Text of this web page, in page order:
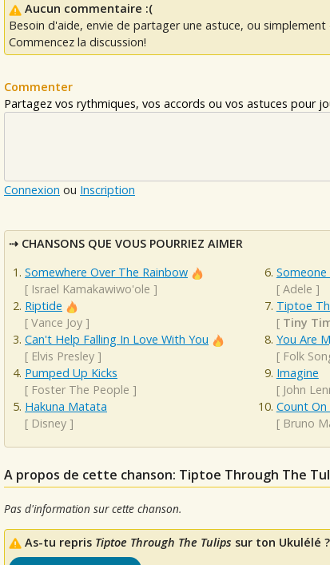
Aucun commentaire :(
Besoin d'aide, envie de partager une astuce, ou
Commencez la discussion!
Commenter
Partagez vos rythmiques, vos accords ou vos astuces pour
Connexion ou Inscription
CHANSONS QUE VOUS POURRIEZ AIMER
Somewhere Over The Rainbow
[ Israel Kamakawiwo'ole ]
Riptide
[ Vance Joy ]
Can't Help Falling In Love With You
[ Elvis Presley ]
Pumped Up Kicks
[ Foster The People ]
Hakuna Matata
[ Disney ]
Someone
[ Adele ]
Tiptoe
[ Tiny
You Are
[ Folk
Imagine
[ John
Count On
[ Bruno
A propos de cette chanson: Tiptoe Through The
Pas d'information sur cette chanson.
As-tu repris Tiptoe Through The Tulips sur ton Ukulélé